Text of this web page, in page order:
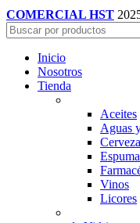
COMERCIAL HST
Inicio
Nosotros
Tienda
Aceites
Aguas
Vinos
Licores